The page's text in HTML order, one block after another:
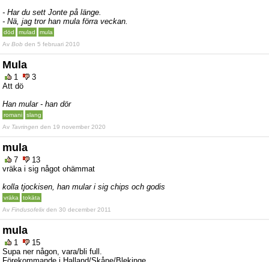
- Har du sett Jonte på länge.
- Nä, jag tror han mula förra veckan.
död mulad
mula
Av Bob den 5 februari 2010
Mula
1
3
Att dö
Han mular - han dör
romani
slang
Av Tavringen den 19 november 2020
mula
7
13
vräka i sig något ohämmat
kolla tjockisen, han mular i sig chips och godis
vräka
tokäta
Av Findusofelix den 30 december 2011
mula
1
15
Supa ner någon, vara/bli full.